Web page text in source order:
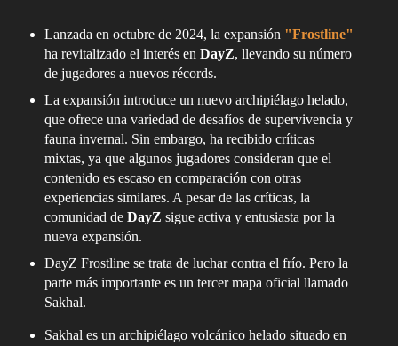
Lanzada en octubre de 2024, la expansión "Frostline"
ha revitalizado el interés en DayZ, llevando su número
de jugadores a nuevos récords.
La expansión introduce un nuevo archipiélago helado,
que ofrece una variedad de desafíos de supervivencia y
fauna invernal. Sin embargo, ha recibido críticas
mixtas, ya que algunos jugadores consideran que el
contenido es escaso en comparación con otras
experiencias similares. A pesar de las críticas, la
comunidad de DayZ sigue activa y entusiasta por la
nueva expansión.
DayZ Frostline se trata de luchar contra el frío. Pero la
parte más importante es un tercer mapa oficial llamado
Sakhal.
Sakhal es un archipiélago volcánico helado situado en